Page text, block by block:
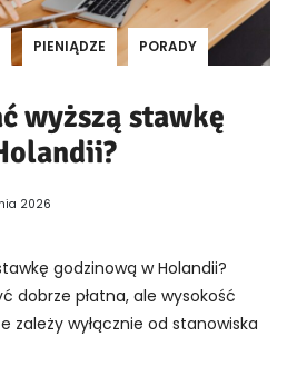
PIENIĄDZE PORADY
wyższą stawkę
2026
godzinową w Holandii?
dobrze płatna, ale wysokość
zależy wyłącznie od stanowiska